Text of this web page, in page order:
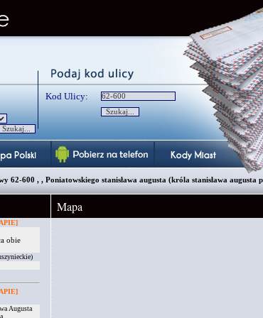
Kod Ulicy:
62-600 , , Poniatowskiego stanisława augusta (króla stanisława augusta
obie
Augusta
Mapa